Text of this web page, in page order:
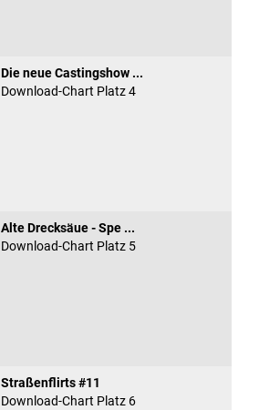
Die neue Castingshow ...
Download-Chart Platz 4
Alte Drecksäue - Spe ...
Download-Chart Platz 5
Straßenflirts #11
Download-Chart Platz 6